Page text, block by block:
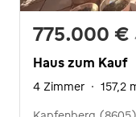
775.000 €
Haus zum Kauf
4 Zimmer · 157,2